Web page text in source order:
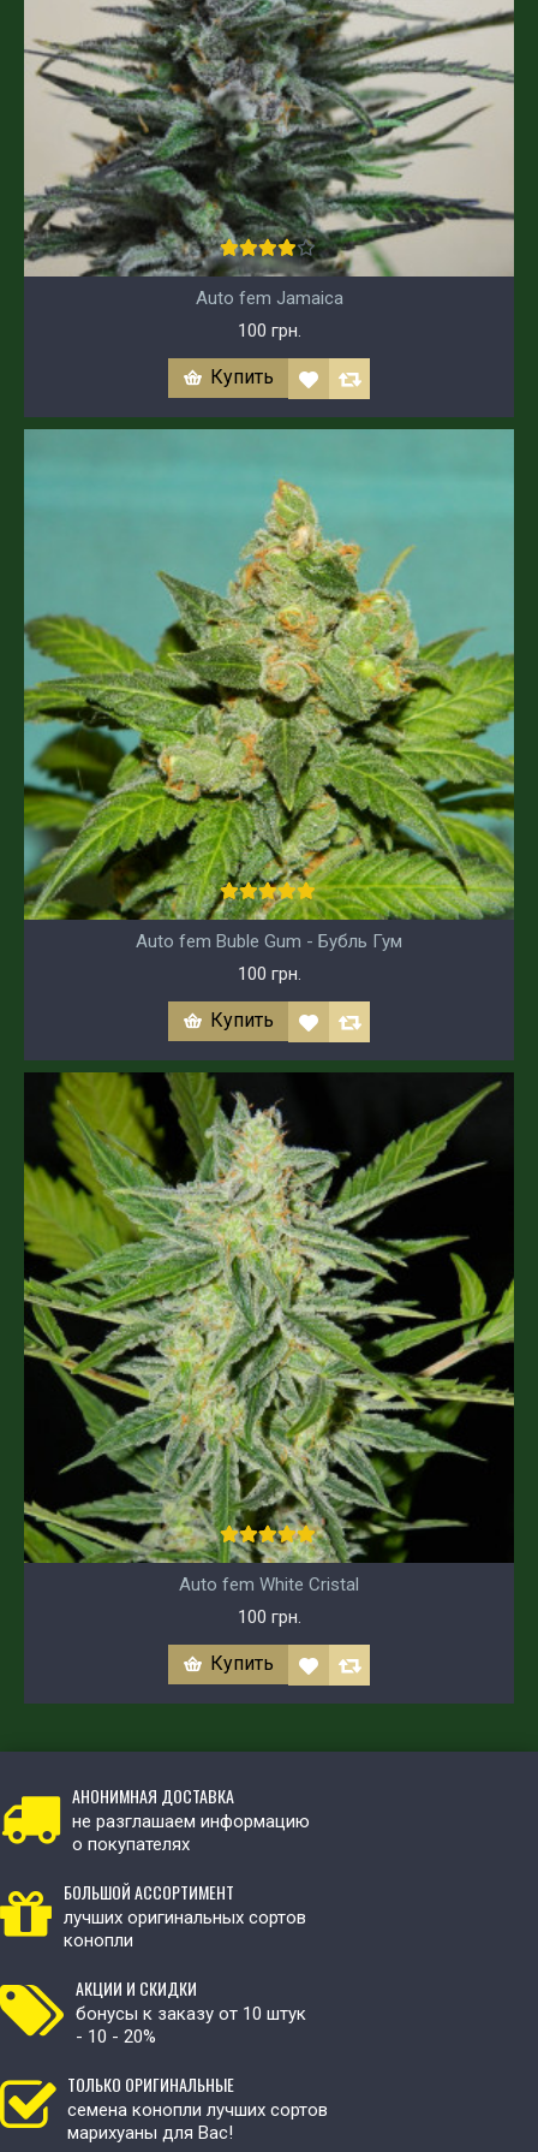
Auto fem Jamaica
100 грн.
Купить
Auto fem Buble Gum - Бубль Гум
100 грн.
Купить
Auto fem White Cristal
100 грн.
Купить
АНОНИМНАЯ ДОСТАВКА
не разглашаем информацию
о покупателях
БОЛЬШОЙ АССОРТИМЕНТ
лучших оригинальных сортов
конопли
АКЦИИ И СКИДКИ
бонусы к заказу от 10 штук
- 10 - 20%
ТОЛЬКО ОРИГИНАЛЬНЫЕ
семена конопли лучших сортов
марихуаны для Вас!